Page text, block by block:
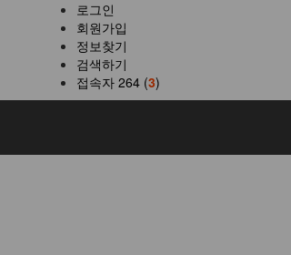
로그인
회원가입
정보찾기
검색하기
접속자 264 (3)